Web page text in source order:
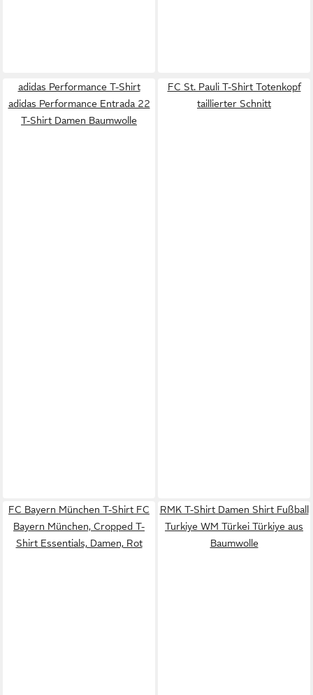
adidas Performance T-Shirt
adidas Performance Entrada 22
T-Shirt Damen Baumwolle
FC St. Pauli T-Shirt Totenkopf
taillierter Schnitt
FC Bayern München T-Shirt FC
Bayern München, Cropped T-
Shirt Essentials, Damen, Rot
RMK T-Shirt Damen Shirt Fußball
Turkiye WM Türkei Türkiye aus
Baumwolle